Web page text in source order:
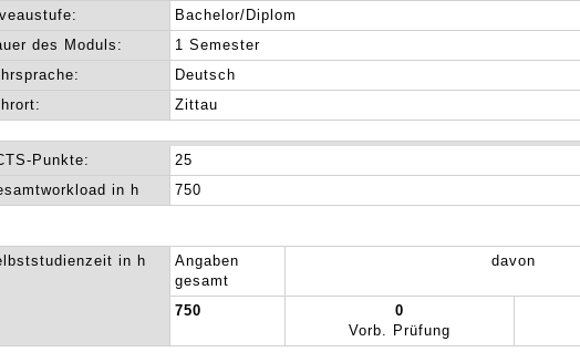
Bachelor/Diplom
des Moduls:
1 Semester
Deutsch
Zittau
Punkte:
25
in h
750
in h
Angaben
gesamt
davon
750
0
Vorb. Prüfung